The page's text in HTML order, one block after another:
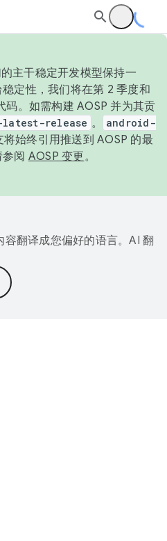
主干稳定开发模型保持一
定性，我们将在第 2 季度和
码。如需构建 AOSP 并为其贡
latest-release 。
android-
将始终引用推送到 AOSP 的最
阅 AOSP 变更。
翻译成您偏好的语言。AI 翻